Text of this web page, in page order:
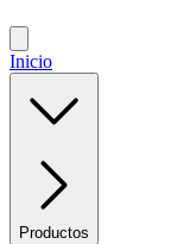
Inicio
Productos